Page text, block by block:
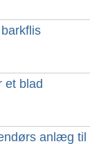
et blad
anlæg til